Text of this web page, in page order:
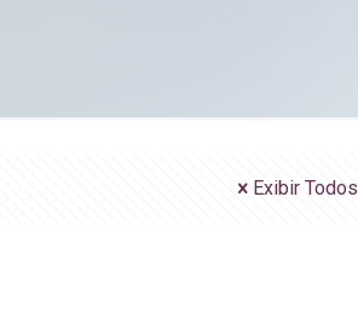
Exibir Todos